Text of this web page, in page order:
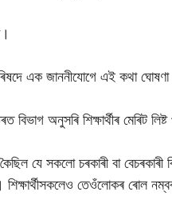
এক জাননীযোগে এই কথা
বিভাগ অনুসৰি শিক্ষাৰ্থীৰ মেৰিট
যে সকলো চৰকাৰী বা
শিক্ষাৰ্থীসকলেও তেওঁলোকৰ ৰোল